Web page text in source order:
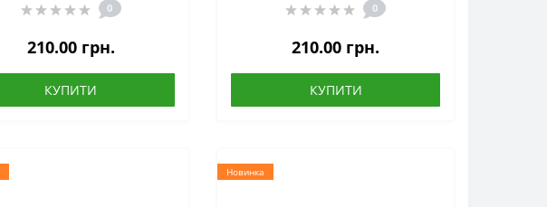
0
210.00 грн.
КУПИТИ
0
210.00 грн.
КУПИТИ
Новинка